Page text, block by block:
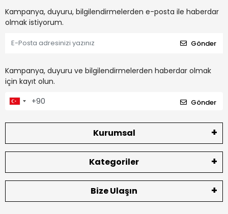
Kampanya, duyuru, bilgilendirmelerden e-posta ile haberdar
olmak istiyorum.
Gönder
Kampanya, duyuru ve bilgilendirmelerden haberdar olmak
için kayıt olun.
Gönder
Kurumsal
Kategoriler
Bize Ulaşın